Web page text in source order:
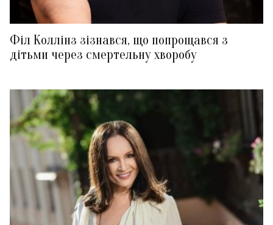
Філ Коллінз зізнався, що попрощався з
дітьми через смертельну хворобу